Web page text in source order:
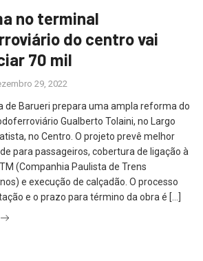
no terminal
do centro vai
70 mil
29, 2022
de Barueri prepara uma ampla reforma do
Gualberto Tolaini, no Largo
no Centro. O projeto prevê melhor
para passageiros, cobertura de ligação à
(Companhia Paulista de Trens
e execução de calçadão. O processo
e o prazo para término da obra é […]